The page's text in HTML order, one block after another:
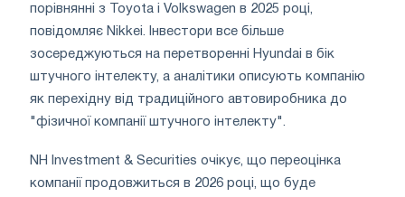
порівнянні з Toyota і Volkswagen в 2025 році,
повідомляє Nikkei. Інвестори все більше
зосереджуються на перетворенні Hyundai в бік
штучного інтелекту, а аналітики описують компанію
як перехідну від традиційного автовиробника до
"фізичної компанії штучного інтелекту".
NH Investment & Securities очікує, що переоцінка
компанії продовжиться в 2026 році, що буде